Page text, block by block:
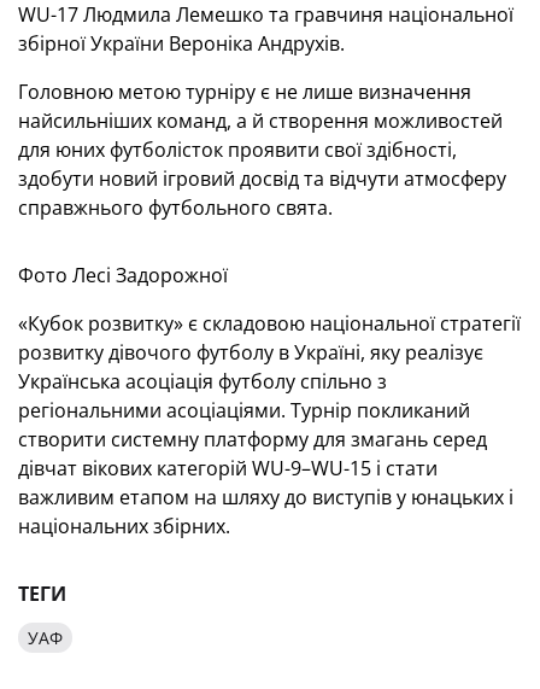
WU-17 Людмила Лемешко та гравчиня національної
збірної України Вероніка Андрухів.
Головною метою турніру є не лише визначення
найсильніших команд, а й створення можливостей
для юних футболісток проявити свої здібності,
здобути новий ігровий досвід та відчути атмосферу
справжнього футбольного свята.
Фото Лесі Задорожної
«Кубок розвитку» є складовою національної стратегії
розвитку дівочого футболу в Україні, яку реалізує
Українська асоціація футболу спільно з
регіональними асоціаціями. Турнір покликаний
створити системну платформу для змагань серед
дівчат вікових категорій WU-9–WU-15 і стати
важливим етапом на шляху до виступів у юнацьких і
національних збірних.
ТЕГИ
УАФ